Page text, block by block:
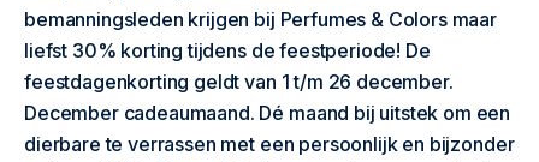
bemanningsleden krijgen bij Perfumes & Colors maar
liefst 30% korting tijdens de feestperiode! De
feestdagenkorting geldt van 1 t/m 26 december.
December cadeaumaand. Dé maand bij uitstek om een
dierbare te verrassen met een persoonlijk en bijzonder